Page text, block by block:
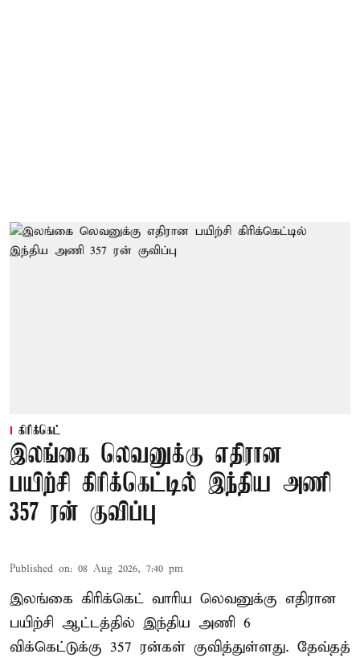
கிரிக்கெட்
இலங்கை லெவனுக்கு எதிரான
பயிற்சி கிரிக்கெட்டில் இந்திய அணி
357 ரன் குவிப்பு
Published on: 08 Aug 2026, 7:40 pm
இலங்கை கிரிக்கெட் வாரிய லெவனுக்கு எதிரான
பயிற்சி ஆட்டத்தில் இந்திய அணி 6
விக்கெட்டுக்கு 357 ரன்கள் குவித்துள்ளது. தேவ்தத்